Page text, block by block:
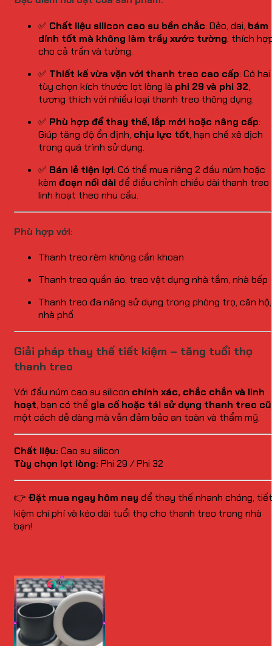
✅ Chất liệu silicon cao su bền chắc: Dẻo, dai, bám
dính tốt mà không làm trầy xước tường, thích
cho cả trần và tường.
✅ Thiết kế vừa vặn với thanh treo cao cấp: Có hai
tùy chọn kích thước lọt lòng là phi 29 và phi 32,
tương thích với nhiều loại thanh treo thông dụng.
✅ Phù hợp để thay thế, lắp mới hoặc nâng cấp:
Giúp tăng độ ổn định, chịu lực tốt, hạn chế xê dịch
trong quá trình sử dụng.
✅ Bán lẻ tiện lợi: Có thể mua riêng 2 đầu núm hoặc
kèm đoạn nối dài để điều chỉnh chiều dài thanh treo
linh hoạt theo nhu cầu.
Phù hợp với:
Thanh treo rèm không cần khoan
Thanh treo quần áo, treo vật dụng nhà tắm, nhà bếp
Thanh treo đa năng sử dụng trong phòng trọ, căn hộ,
nhà phố
Giải pháp thay thế tiết kiệm – tăng tuổi thọ
thanh treo
Với đầu núm cao su silicon chính xác, chắc chắn và linh
hoạt, bạn có thể gia cố hoặc tái sử dụng thanh treo cũ
một cách dễ dàng mà vẫn đảm bảo an toàn và thẩm mỹ.
Chất liệu: Cao su silicon
Tùy chọn lọt lòng: Phi 29 / Phi 32
👉 Đặt mua ngay hôm nay để thay thế nhanh chóng, tiết
kiệm chi phí và kéo dài tuổi thọ cho thanh treo trong nhà
bạn!